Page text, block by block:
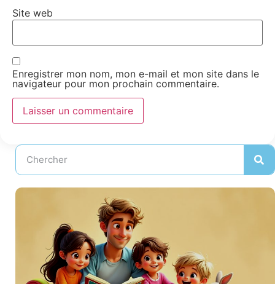
Site web
Enregistrer mon nom, mon e-mail et mon site dans le
navigateur pour mon prochain commentaire.